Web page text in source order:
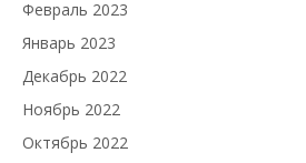
Февраль 2023
Январь 2023
Декабрь 2022
Ноябрь 2022
Октябрь 2022